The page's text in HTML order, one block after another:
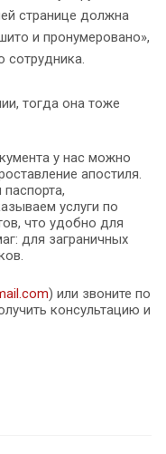
странице должна
и пронумеровано»,
сотрудника.
тогда она тоже
у нас можно
апостиля.
услуги по
что удобно для
для заграничных
) или звоните по
консультацию и